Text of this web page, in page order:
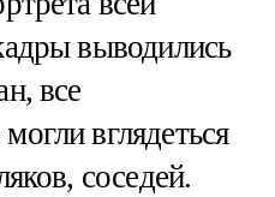
выводились
все
вглядеться
соседей.